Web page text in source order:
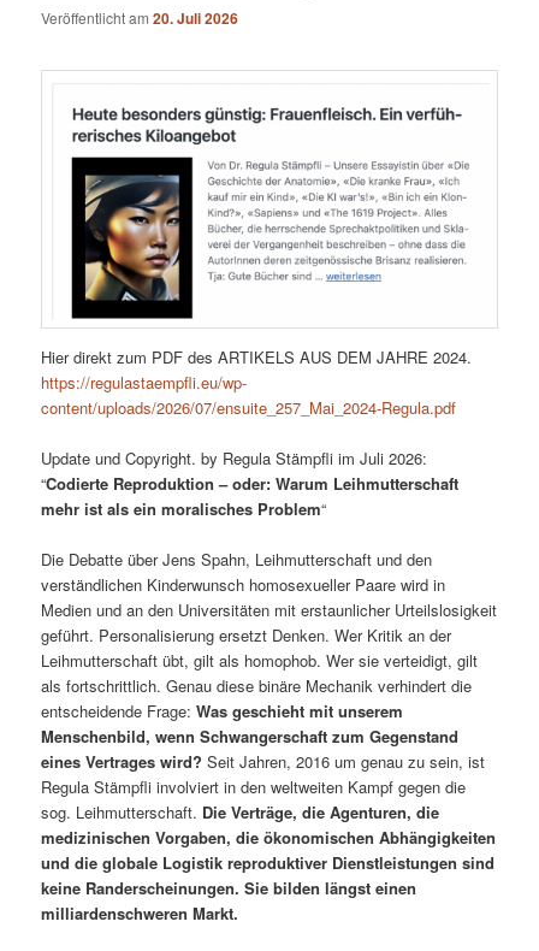
Veröffentlicht am20. Juli 2026
Hier direkt zum PDF des ARTIKELS AUS DEM JAHRE 2024.
https://regulastaempfli.eu/wp-
content/uploads/2026/07/ensuite_257_Mai_2024-Regula.pdf
Update und Copyright. by Regula Stämpfli im Juli 2026:
“Codierte Reproduktion – oder: Warum Leihmutterschaft
mehr ist als ein moralisches Problem“
Die Debatte über Jens Spahn, Leihmutterschaft und den
verständlichen Kinderwunsch homosexueller Paare wird in
Medien und an den Universitäten mit erstaunlicher Urteilslosigkeit
geführt. Personalisierung ersetzt Denken. Wer Kritik an der
Leihmutterschaft übt, gilt als homophob. Wer sie verteidigt, gilt
als fortschrittlich. Genau diese binäre Mechanik verhindert die
entscheidende Frage:Was geschieht mit unserem
Menschenbild, wenn Schwangerschaft zum Gegenstand
eines Vertrages wird? Seit Jahren, 2016 um genau zu sein, ist
Regula Stämpfli involviert in den weltweiten Kampf gegen die
sog. Leihmutterschaft. Die Verträge, die Agenturen, die
medizinischen Vorgaben, die ökonomischen Abhängigkeiten
und die globale Logistik reproduktiver Dienstleistungen sind
keine Randerscheinungen. Sie bilden längst einen
milliardenschweren Markt.